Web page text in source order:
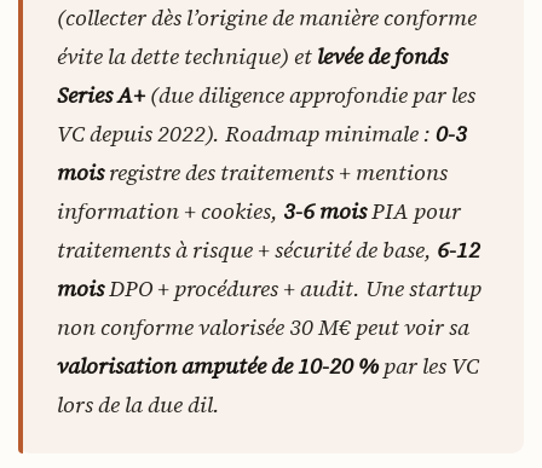
(collecter dès l’origine de manière conforme
évite la dette technique) et levée de fonds
Series A+ (due diligence approfondie par les
VC depuis 2022). Roadmap minimale : 0-3
moisregistre des traitements + mentions
information + cookies, 3-6 moisPIA pour
traitements à risque + sécurité de base, 6-12
moisDPO + procédures + audit. Une startup
non conforme valorisée 30 M€ peut voir sa
valorisation amputée de 10-20 %par les VC
lors de la due dil.